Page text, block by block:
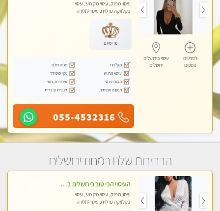
לפרטים
נוספים
עיסוי בירושלים
ירושלים
עיסוי מפנק, עיסוי מקצועי, עיסוי
בקלניקה פרטית, עיסוי טנטרה
פרימיום
מקלחת
חניה חינם
עיסוי מרגיע
נקי ומסודר
מקום פרטי
עיסוי מקצועי
תמונה אמיתית
דוברת עיברית
055-4532316
הבחירות שלנו במחוז ירושלים
העיסוי הכי טוב בירושלים במרכז ירושלים GREEN -SPA מפנק מקצועי ומשחרר
עיסוי מפנק, עיסוי מקצועי, עיסוי
בקלניקה פרטית, עיסוי טנטרה